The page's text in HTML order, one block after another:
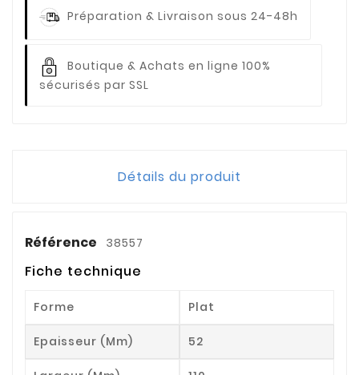
Préparation & Livraison sous 24-48h
Boutique & Achats en ligne 100%
sécurisés par SSL
Détails du produit
Référence 38557
Fiche technique
Forme Plat
Epaisseur (mm) 52